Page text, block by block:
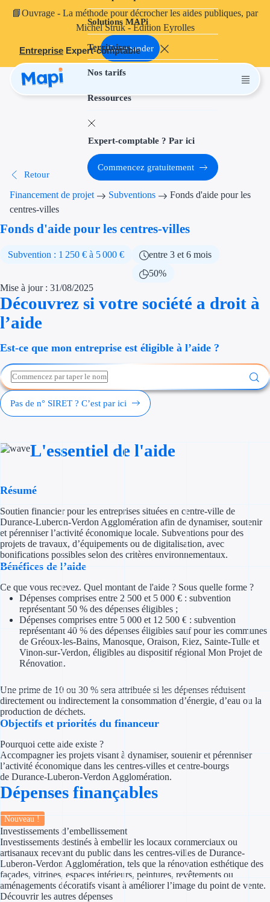
📘Ouvrage - La méthode pour décrocher les aides publiques, par
Michel Struk - Édition Eyrolles
Commander
Entreprise Expert-comptable
Solutions MAPi
Territoires
Nos tarifs
Ressources
Projets finançables
Aides à
Aides
Thématiques
Financement
Transition
Aides RSE
Création
Cession
Subventions
Concours
Investir dans
Aides Fiscales et
Exonération
Prêts publics
Appel à projet
Avance
Garantie
Expert-comptable ? Par ici
Commencez gratuitement
Retour
Financement de projet Subventions
Fonds d'aide pour les
centres-villes
Fonds d'aide pour les centres-villes
Subvention : 1 250 € à 5 000 €
entre 3 et 6 mois
50%
Mise à jour : 31/08/2025
Découvrez si votre société a droit à
l’aide
Est-ce que mon entreprise est éligible à l’aide ?
Pas de n° SIRET ? C’est par ici
L'essentiel de l'aide
Résumé
Soutien financier pour les entreprises situées en centre-ville de
Durance-Luberon-Verdon Agglomération afin de dynamiser, soutenir
et pérenniser l’activité économique locale. Subventions pour des
projets de travaux, d’équipements ou de digitalisation, avec
bonifications possibles selon des critères environnementaux.
Bénéfices de l’aide
Ce que vous recevez. Quel montant de l'aide ? Sous quelle forme ?
Dépenses comprises entre 2 500 et 5 000 € : subvention
représentant 50 % des dépenses éligibles ;
Dépenses comprises entre 5 000 et 12 500 € : subvention
représentant 40 % des dépenses éligibles sauf pour les communes
de Gréoux-les-Bains, Manosque, Oraison, Riez, Sainte-Tulle et
Vinon-sur-Verdon, éligibles au dispositif régional Mon Projet de
Rénovation.
Une prime de 10 ou 30 % sera attribuée si les dépenses réduisent
directement ou indirectement la consommation d’énergie, d’eau ou la
production de déchets.
Objectifs et priorités du financeur
Pourquoi cette aide existe ?
Accompagner les projets visant à dynamiser, soutenir et pérenniser
l’activité économique dans les centres-villes et centre-bourgs
de Durance-Luberon-Verdon Agglomération.
Dépenses finançables
Nouveau !
Investissements d’embellissement
Investissements destinés à embellir les locaux commerciaux ou
artisanaux recevant du public dans les centres-villes de Durance-
Luberon-Verdon Agglomération, tels que la rénovation esthétique des
façades, vitrines, espaces intérieurs, peintures, revêtements ou
aménagements décoratifs visant à améliorer l’image du point de vente.
Découvrir les autres dépenses